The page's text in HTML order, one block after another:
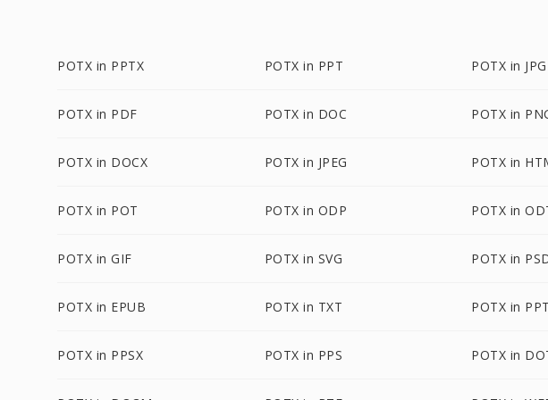
POTX in PPTX POTX in PPT POTX in JPG
POTX in PDF POTX in DOC POTX in
POTX in DOCX POTX in JPEG POTX in
POTX in POT POTX in ODP POTX in
POTX in GIF POTX in SVG POTX in
POTX in EPUB POTX in TXT POTX in
POTX in PPSX POTX in PPS POTX in